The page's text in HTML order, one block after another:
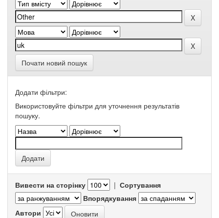
Почати новий пошук
Додати фільтри:
Використовуйте фільтри для уточнення результатів
пошуку.
Вивести на сторінку | Сортування
Впорядкування
Автори